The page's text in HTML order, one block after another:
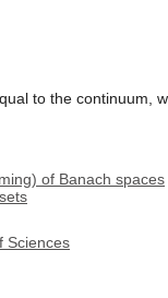
to the continuum,
of Banach spaces
Sciences